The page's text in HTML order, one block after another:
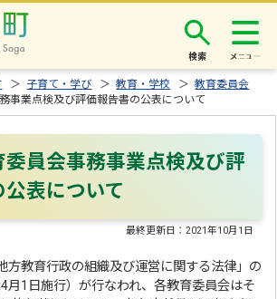
検索
＞ 子育て・学び ＞教育・学校 ＞教育委員会
事業点検及び評価報告書の公表について
委員会事務事業点検及び評
表について
最終更新日：2021年10月1日
教育行政の組織及び運営に関する法律」の
月1日施行）が行なわれ、各教育委員会はそ